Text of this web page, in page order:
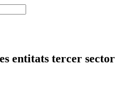
entitats tercer sector